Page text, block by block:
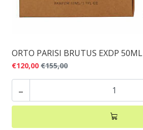
ORTO PARISI BRUTUS EXDP 50ML
€120,00 €155,00
-